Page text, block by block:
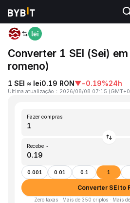
Página inicial
Converter 1 SEI (Sei) em
romeno)
1 SEI ≈ lei0.19 RON▼-0.19%24h
Última atualização ： 2026/08/08 07:15 (GMT+0
Fazer compras
Recebe ~
0.001 0.01 0.1 1
Converter SEI to
Zero taxas · Mais de 350 criptos · Mais